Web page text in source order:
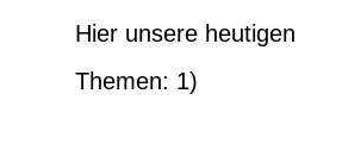
Hier unsere heutigen
Themen: 1)